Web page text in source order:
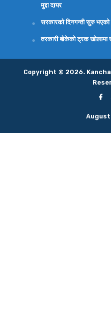
मुद्दा दायर
सरकारको दिनगन्ती सुरु भएको
तरकारी बोकेको ट्रक
Copyright © 2026.